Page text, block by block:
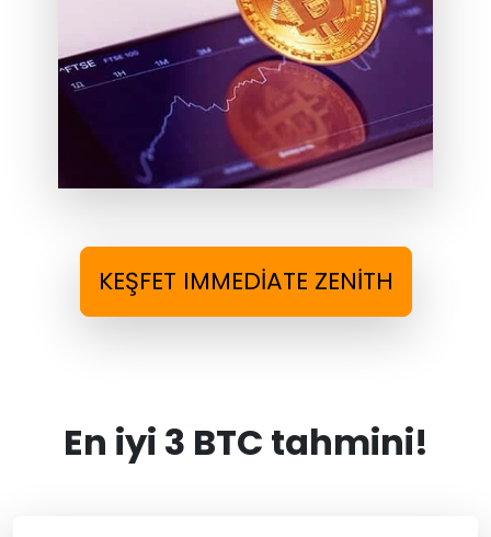
KEŞFET IMMEDIATE ZENITH
En iyi 3 BTC tahmini!